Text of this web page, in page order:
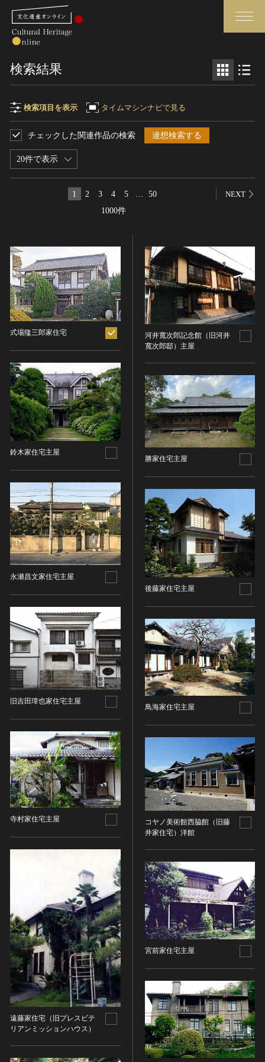
さらに詳細検索
トップ
全国の美術館・博物館
世界遺産
無形文化遺産
動画で見る無形の文化財
媒体資料・関連記事等
博物館、美術館の皆さまへ
お知らせ一覧
ヘルプ
このサイトについて
関連サイトリンク
サイトのご意見はこちら
文化遺産データベース
国指定文化財等データベース
検索結果
検索項目を表示 タイムマシンナビで見る
20件で表示
チェックした関連作品の検索 連想検索する
1000件
1 2 3 4 5 50 NEXT
式場隆三郎家住宅
鈴木家住宅主屋
永瀬昌文家住宅主屋
旧吉田璋也家住宅主屋
寺村家住宅主屋
遠藤家住宅（旧プレスビテ
リアンミッションハウス）
河井寬次郎記念館（旧河井
寬次郎邸）主屋
勝家住宅主屋
後藤家住宅主屋
鳥海家住宅主屋
コヤノ美術館西脇館（旧藤
井家住宅）洋館
宮前家住宅主屋
検索項目
フリーワード
制作者名
時代
時代を選択
旧石器 [日本]
縄文 [日本]
弥生 [日本]
古墳 [日本]
飛鳥 [日本]
奈良 [日本]
平安 [日本]
鎌倉 [日本]
南北朝 [日本]
室町 [日本]
安土・桃山 [日本]
江戸 [日本]
明治 [日本]
大正 [日本]
平成 [日本]
令和 [日本]
旧石器 [朝鮮半島]
新石器 [朝鮮半島]
青銅器 [朝鮮半島]
鉄器 [朝鮮半島]
原三国・朝鮮三国 [朝鮮半島]
原三国・朝鮮三国 [朝鮮半島]
新羅 [朝鮮半島]
高麗 [朝鮮半島]
朝鮮 [朝鮮半島]
近現代 [朝鮮半島]
旧石器 [中国]
夏 [中国]
春秋時代 [中国]
戦国時代 [中国]
秦 [中国]
漢 [中国]
三国 [中国]
晋 [中国]
五胡十六国 [中国]
南北朝（六朝） [中国]
隋 [中国]
唐 [中国]
分野を選択
建造物
宗教建築
城郭建築
住居建築
近代その他
絵画
日本画
油彩画
水彩
素描
東洋画(日本画を除く)
版画
木版画
銅版画
リトグラフ（石版画）
シルクスクリーン
その他
木像
金属像
石像
石膏像
その他
工芸品
漆工
ガラス
その他
その他の美術
写真
デザイン
書
その他
考古資料
石器・石製品類
土器・土製品類
所在地（都道府県）
所在地（都道府県）を選択
所在地（市区町村）
所在地（市区町村）を選択
所蔵館
指定区分
指定区分を選択
国宝
重要文化財
登録有形文化財
重要無形文化財
登録無形文化財
記録作成等の措置を講ずべき無形文化財
重要有形民俗文化財
重要無形民俗文化財
記録作成等の措置を講ずべき無形の民俗文化財
史跡
名勝
天然記念物
特別史跡
特別名勝
重要伝統的建造物群保存地区
選定保存技術
未指定
有形文化財(建造物)
有形文化財(美術工芸品)
無形文化財
民俗文化財(有形民俗文化財)
民俗文化財(無形民俗文化財)
記念物(史跡)
記念物(名勝)
伝統的建造物群保存地区
メディア（動画等）
メディア（動画等）を選択
動画
高画質画像
画像ライセンス
画像ライセンスを選択
CC0
PDM
CC BY-SA（表示—継承）
CC BY-ND（表示—改変禁止）
CC BY-NC（表示—非営利）
CC BY-NC-SA（表示—非営利—継承）
CC BY-NC-ND（表示—非営利—改変禁止）
IN COPYRIGHT（著作権あり）
IN COPYRIGHT - EU ORPHAN WORK（著作権あり-
EU孤児著作物）
IN COPYRIGHT - EDUCATIONAL USE
PERMITTED（著作権あり-教育目的の利用可）
IN COPYRIGHT - NONCOMMERCIAL USE
PERMITTED（著作権あり-非営利目的の利用可）
IN COPYRIGHT - RIGHTSHOLDER(S) UNLOCATABLE
OR UNIDENTIFIABLE（著作権あり-著作権者不明）
NO COPYRIGHT - CONTRACTUAL
RESTRICTIONS（著作権なし-契約による制限あり）
NO COPYRIGHT - NONCOMMERCIAL USE ONLY（著
作権なし-非営利目的のみ利用可）
NO COPYRIGHT - OTHER KNOWN LEGAL
RESTRICTIONS（著作権なし-他の法的制限あり）
NO COPYRIGHT - UNITED STATES（著作権なし-米国
の法律上）
検索する
20件で表示
入力情報をクリア
連想検索
連想検索する
入力情報をクリア